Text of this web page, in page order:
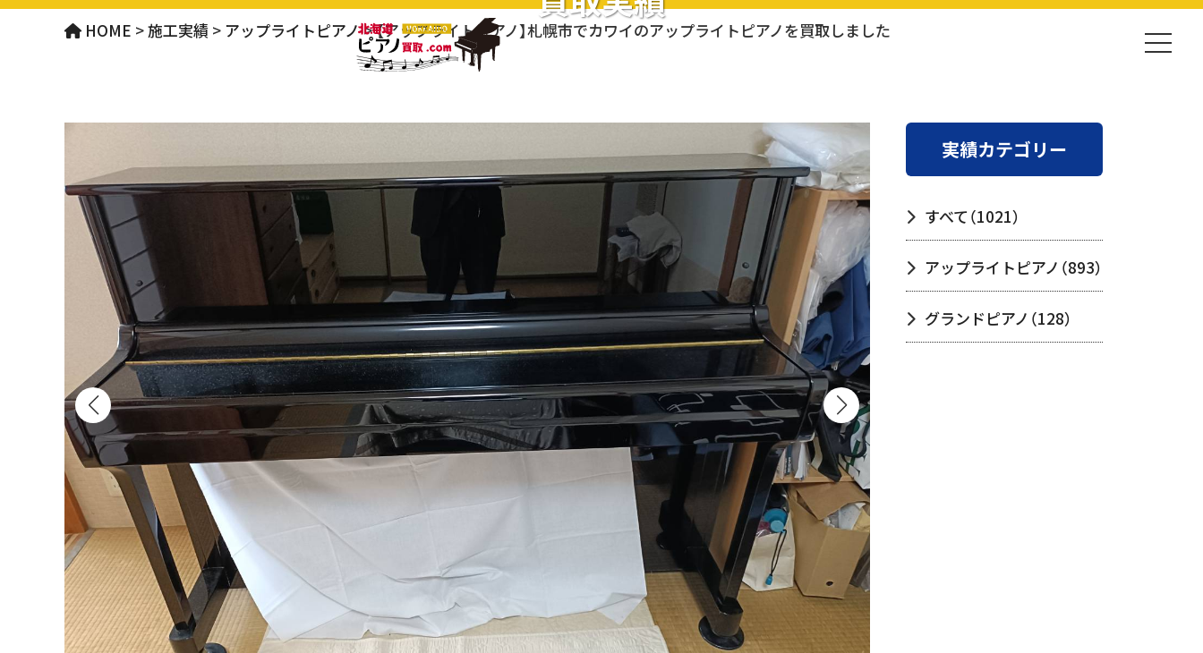
HOME >施工実績 > アップライトピアノ>【アップライトピアノ】札幌市でカワイのアップライトピアノを買取しました
実績カテゴリー
すべて （1021）
アップライトピアノ （893）
グランドピアノ （128）